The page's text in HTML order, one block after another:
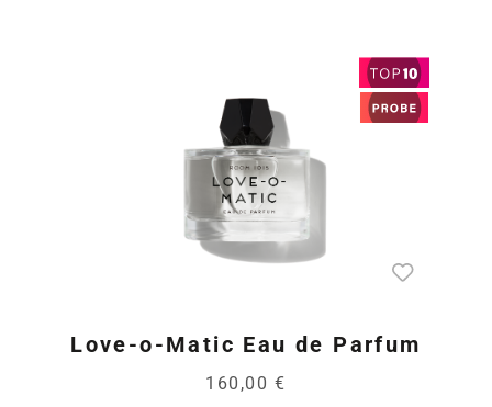
Love-o-Matic Eau de Parfum
160,00 €